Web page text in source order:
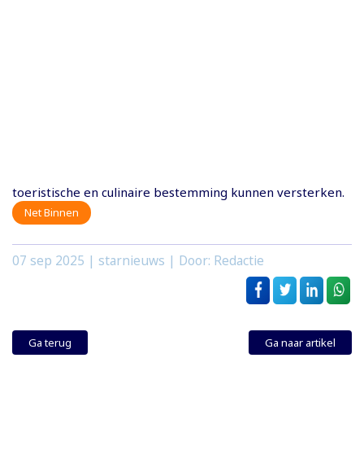
toeristische en culinaire bestemming kunnen versterken.
Net Binnen
07 sep 2025 | starnieuws | Door: Redactie
Ga terug Ga naar artikel